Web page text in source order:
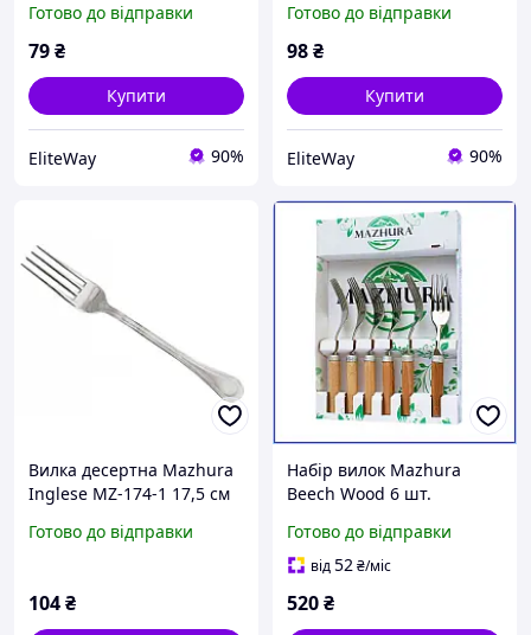
Готово до відправки
79₴
Купити
EliteWay 90%
Готово до відправки
98₴
Купити
EliteWay 90%
Вилка десертна Mazhura
Inglese MZ-174-1 17,5 см
Готово до відправки
104₴
Набір вилок Mazhura
Beech Wood 6 шт.
закусочна дерев'яна
ручка для кухні та
Готово до відправки
від52₴/міс
520₴